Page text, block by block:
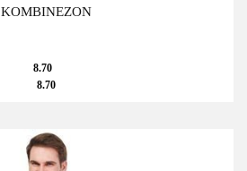
KOMBINEZON
8.70
8.70